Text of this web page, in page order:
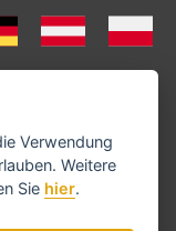
Verwendung
Weitere
Sie hier.